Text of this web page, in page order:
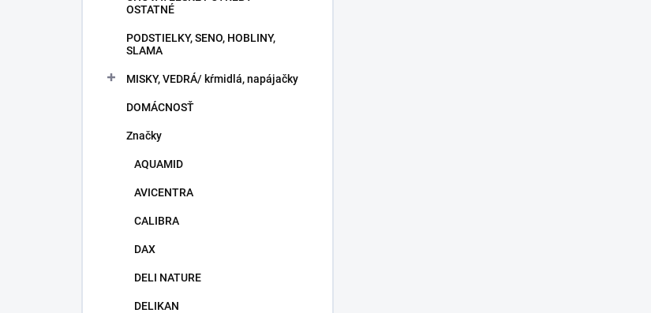
OSTATNÉ
PODSTIELKY, SENO, HOBLINY,
SLAMA
MISKY, VEDRÁ/ kŕmidlá, napájačky
DOMÁCNOSŤ
Značky
AQUAMID
AVICENTRA
CALIBRA
DAX
DELI NATURE
DELIKAN